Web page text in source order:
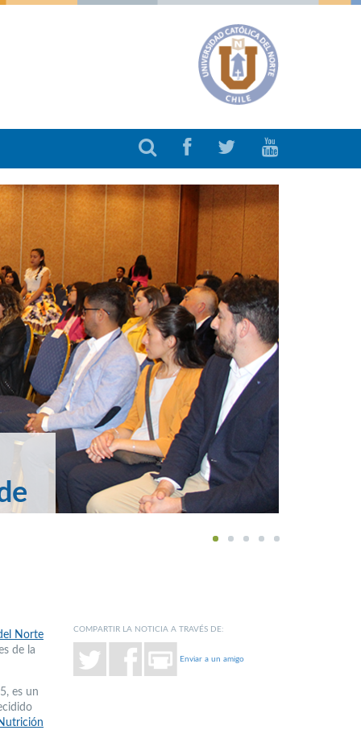
1 2 3 4 5
Norte
de la
es un
COMPARTIR LA NOTICIA A TRAVÉS DE:
Enviar a un amigo